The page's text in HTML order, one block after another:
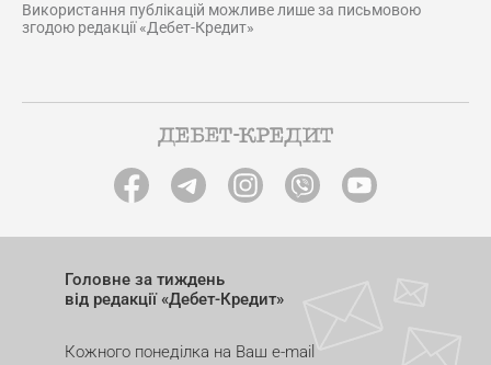
Використання публікацій можливе лише за письмовою
згодою редакції «Дебет-Кредит»
Головне за тиждень
від редакції «Дебет-Кредит»
Кожного понеділка на Ваш e-mail